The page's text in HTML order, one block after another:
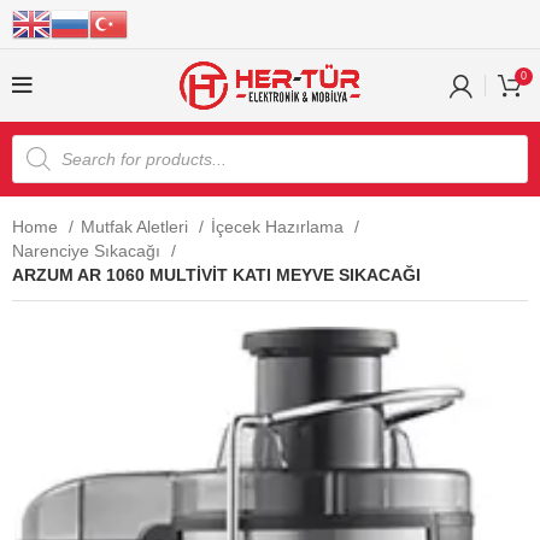
0
Home Mutfak Aletleri
İçecek Hazırlama
Narenciye Sıkacağı
ARZUM AR 1060 MULTİVİT KATI MEYVE SIKACAĞI